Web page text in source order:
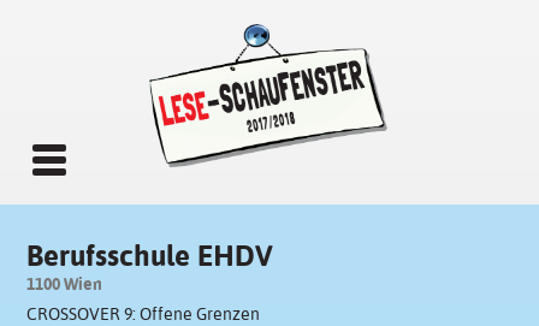
Berufsschule EHDV
1100 Wien
CROSSOVER 9: Offene Grenzen